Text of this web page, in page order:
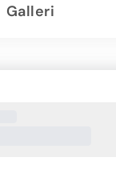
Galleri